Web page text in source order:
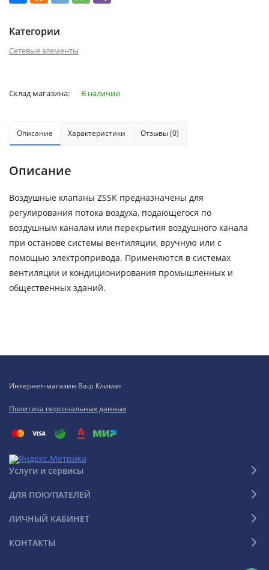
Категории
Сетевые элементы
Склад магазина: В наличии
Описание Характеристики Отзывы (0)
Описание
Воздушные клапаны ZSSK предназначены для
регулирования потока воздуха, подающегося по
воздушным каналам или перекрытия воздушного канала
при останове системы вентиляции, вручную или с
помощью электропривода. Применяются в системах
вентиляции и кондиционирования промышленных и
общественных зданий.
Интернет-магазин Ваш Климат
Политика персональных данных
Услуги и сервисы
ДЛЯ ПОКУПАТЕЛЕЙ
ЛИЧНЫЙ КАБИНЕТ
КОНТАКТЫ